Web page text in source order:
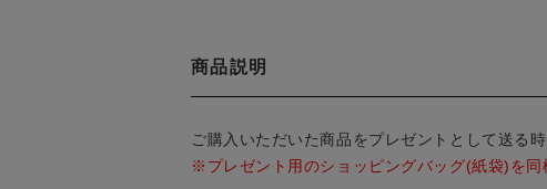
商品説明
ご購入いただいた商品をプレゼントとして送る
※プレゼント用のショッピングバッグ(紙袋)を同